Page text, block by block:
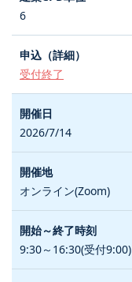
6
受付終了
2026/7/14
オンライン(Zoom)
9:30～16:30(受付9:00)